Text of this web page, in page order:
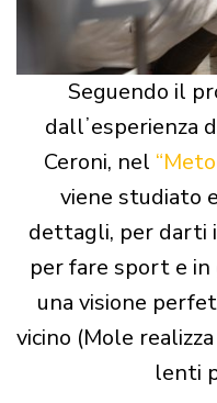
Seguendo il
dallʼesperienza
Ceroni, nel
viene studiato
dettagli, per darti
per fare sport e
una visione
vicino (Mole
lenti